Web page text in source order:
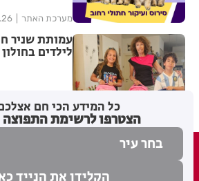
מערכת האתר
עמותת שניר
לילדים
כל המידע הכי חם
הצטרפו לרשימת התפוצה